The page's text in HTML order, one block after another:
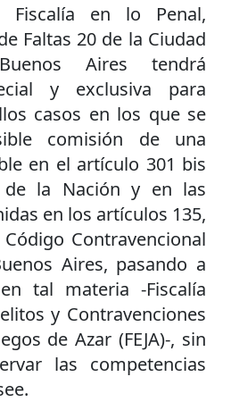
Fiscalía en lo Penal,
Faltas 20 de la Ciudad
Aires tendrá
y exclusiva para
casos en los que se
comisión de una
en el artículo 301 bis
de la Nación y en las
en los artículos 135,
Contravencional
Aires, pasando a
tal materia -Fiscalía
y Contravenciones
de Azar (FEJA)-, sin
las competencias